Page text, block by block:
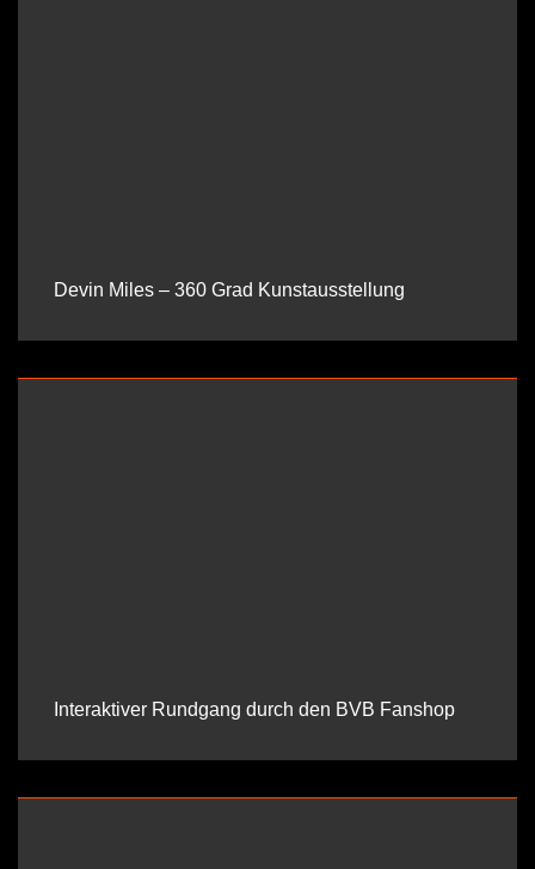
Devin Miles – 360 Grad Kunstausstellung
Interaktiver Rundgang durch den BVB Fanshop